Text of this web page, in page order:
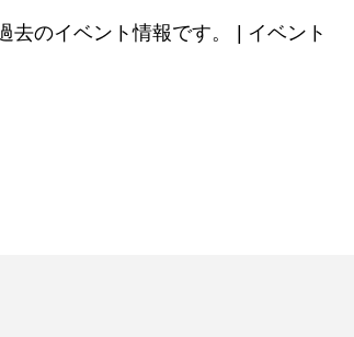
去のイベント情報です。 | イベント